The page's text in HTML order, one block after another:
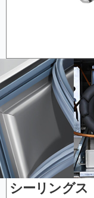
シーリングス